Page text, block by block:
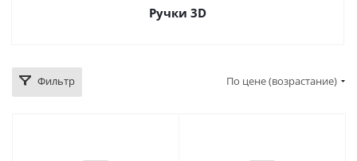
Ручки 3D
Фильтр По цене (возрастание)